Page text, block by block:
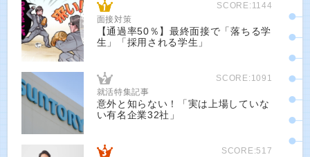
SCORE:1144
面接対策
【通過率50％】最終面接で「落ちる学
生」「採用される学生」
SCORE:1091
就活特集記事
意外と知らない！「実は上場していな
い有名企業32社」
SCORE:517